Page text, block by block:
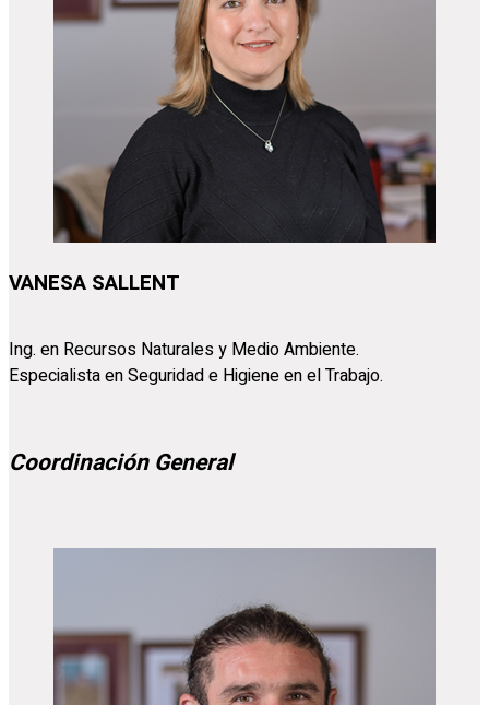
VANESA SALLENT
Ing. en Recursos Naturales y Medio Ambiente.
Especialista en Seguridad e Higiene en el Trabajo.
Coordinación General